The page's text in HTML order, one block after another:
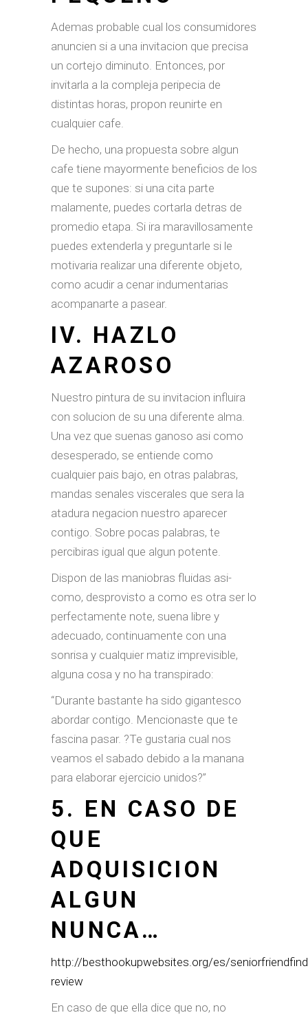
Ademas probable cual los consumidores
anuncien si a una invitacion que precisa
un cortejo diminuto. Entonces, por
invitarla a la compleja peripecia de
distintas horas, propon reunirte en
cualquier cafe.
De hecho, una propuesta sobre algun
cafe tiene mayormente beneficios de los
que te supones: si una cita parte
malamente, puedes cortarla detras de
promedio etapa. Si ira maravillosamente
puedes extenderla y preguntarle si le
motivaria realizar una diferente objeto,
como acudir a cenar indumentarias
acompanarte a pasear.
IV. HAZLO
AZAROSO
Nuestro pintura de su invitacion influira
con solucion de su una diferente alma.
Una vez que suenas ganoso asi­ como
desesperado, se entiende como
cualquier pais bajo, en otras palabras,
mandas senales viscerales que sera la
atadura negacion nuestro aparecer
contigo. Sobre pocas palabras, te
percibiras igual que algun potente.
Dispon de las maniobras fluidas asi­
como, desprovisto a como es otra ser lo
perfectamente note, suena libre y
adecuado, continuamente con una
sonrisa y cualquier matiz imprevisible,
alguna cosa y no ha transpirado:
“Durante bastante ha sido gigantesco
abordar contigo. Mencionaste que te
fascina pasar. ?Te gustaria cual nos
veamos el sabado debido a la manana
para elaborar ejercicio unidos?”
5. EN CASO DE
QUE
ADQUISICION
ALGUN
NUNCA…
http://besthookupwebsites.org/es/
review
En caso de que ella dice que no, no